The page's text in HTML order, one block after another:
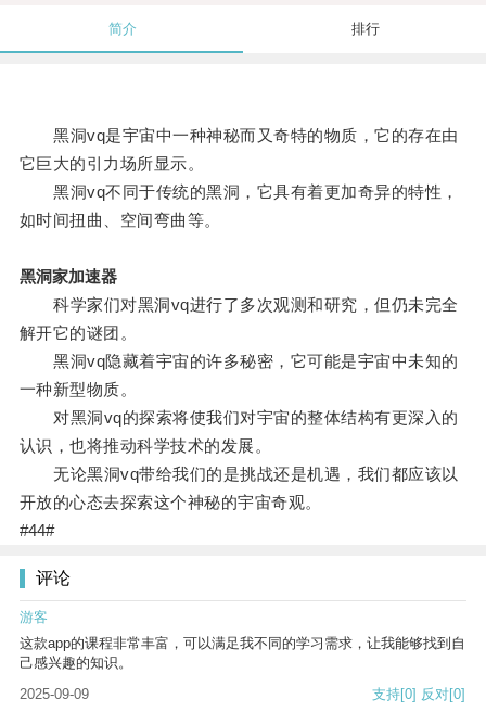
简介 排行
黑洞vq是宇宙中一种神秘而又奇特的物质，它的存在由
它巨大的引力场所显示。
黑洞vq不同于传统的黑洞，它具有着更加奇异的特性，
如时间扭曲、空间弯曲等。
黑洞家加速器
科学家们对黑洞vq进行了多次观测和研究，但仍未完全
解开它的谜团。
黑洞vq隐藏着宇宙的许多秘密，它可能是宇宙中未知的
一种新型物质。
对黑洞vq的探索将使我们对宇宙的整体结构有更深入的
认识，也将推动科学技术的发展。
无论黑洞vq带给我们的是挑战还是机遇，我们都应该以
开放的心态去探索这个神秘的宇宙奇观。
#44#
评论
游客
这款app的课程非常丰富，可以满足我不同的学习需求，让我能够找到自
己感兴趣的知识。
2025-09-09
支持[0] 反对[0]